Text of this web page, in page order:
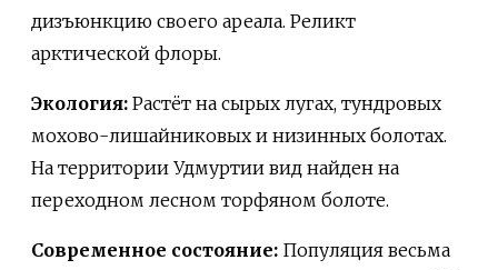
дизъюнкцию своего ареала. Реликт
арктической флоры.
Экология: Растёт на сырых лугах, тундровых
мохово-лишайниковых и низинных болотах.
На территории Удмуртии вид найден на
переходном лесном торфяном болоте.
Современное состояние: Популяция весьма